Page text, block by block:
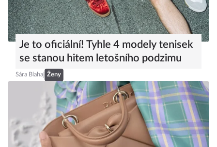
Je to oficiální! Tyhle 4 modely tenisek
se stanou hitem letošního podzimu
Sára Blahaj Ženy